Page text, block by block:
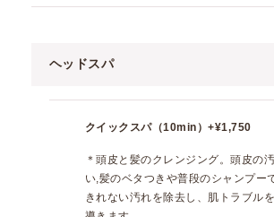
ヘッドスパ
クイックスパ（10min）+¥1,750
＊頭皮と髪のクレンジング。頭皮の
い,髪のベタつきや普段のシャンプー
きれない汚れを除去し、肌トラブル